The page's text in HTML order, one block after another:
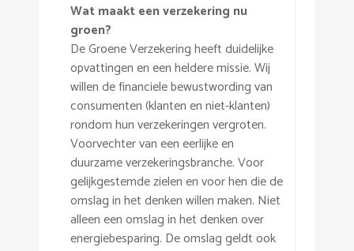
Wat maakt een verzekering nu
groen?
De Groene Verzekering heeft duidelijke
opvattingen en een heldere missie. Wij
willen de financiele bewustwording van
consumenten (klanten en niet-klanten)
rondom hun verzekeringen vergroten.
Voorvechter van een eerlijke en
duurzame verzekeringsbranche. Voor
gelijkgestemde zielen en voor hen die de
omslag in het denken willen maken. Niet
alleen een omslag in het denken over
energiebesparing. De omslag geldt ook